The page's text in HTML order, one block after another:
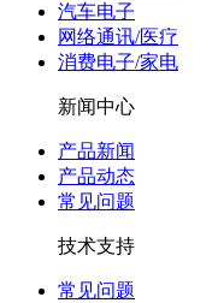
汽车电子
网络通讯/医疗
消费电子/家电
新闻中心
产品新闻
产品动态
常见问题
技术支持
常见问题